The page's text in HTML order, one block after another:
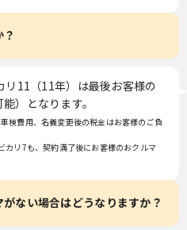
リ11（11年）は最後お客様の
）となります。
検費用、名義変更後の税金はお客様のご負
リ7も、契約満了後にお客様のおクルマ
ない場合はどうなりますか？